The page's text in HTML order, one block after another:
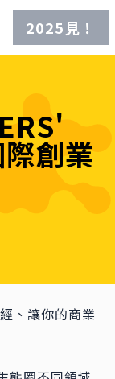
2025見！
創業
、讓你的商業